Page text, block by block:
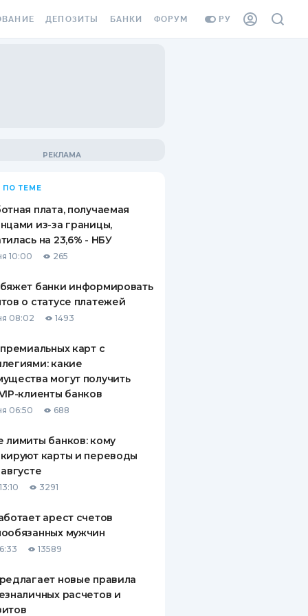
РУ
ВИНЬЕТКА
СОТРУДНИКОВ
ОТ
СЛУЧАЕВ
ПОЛИСЫ
КОМПАНИИ
ДЕПОЗИТЫ
ВОПРОСЫ И ОТВЕТЫ
ПУТЕВОДИТЕЛИ ПО
СБЕРЕЖЕНИЯМ
БАНКИ ФОРУМ
ПО ТЕМЕ
плата, получаемая
из-за границы,
на 23,6% - НБУ
10:00 265
банки информировать
о статусе платежей
08:02 1493
карт с
какие
могут получить
клиенты банков
06:50 688
лимиты банков: кому
карты и переводы
3291
арест счетов
мужчин
13589
новые правила
расчетов и